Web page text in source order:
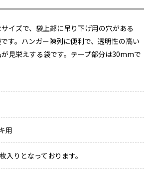
イズで、袋上部に吊り下げ用の穴がある
す。ハンガー陳列に便利で、透明性の高い
見栄えする袋です。テープ部分は30mmで
用
入りとなっております。